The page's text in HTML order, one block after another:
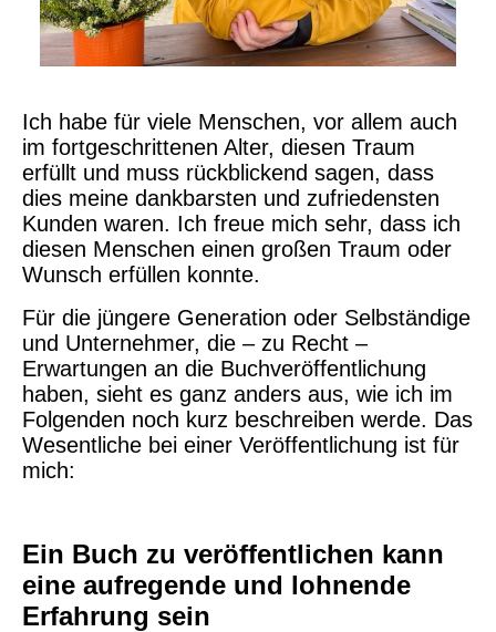
Ich habe für viele Menschen, vor allem auch
im fortgeschrittenen Alter, diesen Traum
erfüllt und muss rückblickend sagen, dass
dies meine dankbarsten und zufriedensten
Kunden waren. Ich freue mich sehr, dass ich
diesen Menschen einen großen Traum oder
Wunsch erfüllen konnte.
Für die jüngere Generation oder Selbständige
und Unternehmer, die – zu Recht –
Erwartungen an die Buchveröffentlichung
haben, sieht es ganz anders aus, wie ich im
Folgenden noch kurz beschreiben werde. Das
Wesentliche bei einer Veröffentlichung ist für
mich:
Ein Buch zu veröffentlichen kann
eine aufregende und lohnende
Erfahrung sein